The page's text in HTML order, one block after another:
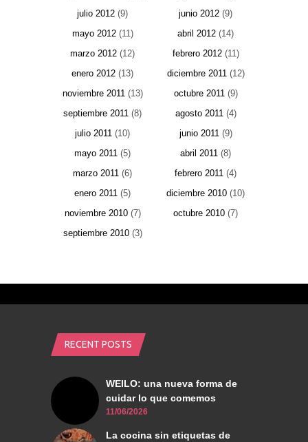
julio 2012 (9) junio 2012 (9)
mayo 2012(11) abril 2012 (14)
marzo 2012 (12) febrero 2012(11)
enero 2012 (13) diciembre 2011(12)
noviembre 2011(13) octubre 2011(9)
septiembre 2011 (8) agosto 2011(4)
julio 2011 (10) junio 2011(9)
mayo 2011 (5) abril 2011 (8)
marzo 2011 (6) febrero 2011 (4)
enero 2011 (5) diciembre 2010 (10)
noviembre 2010(7) octubre 2010 (7)
septiembre 2010(3)
RECENT POSTS
WEILO: una nueva forma de
cuidar lo que comemos
11/06/2026
La cocina sin etiquetas de